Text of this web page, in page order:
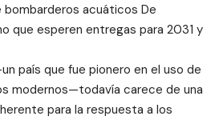
acuáticos De
que esperen entregas para 2031 y
país que fue pionero en el uso de
modernos—todavía carece de una
para la respuesta a los